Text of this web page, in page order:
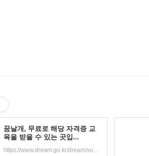
꿈날개, 무료로 해당 자격증 교
육을 받을 수 있는 곳입...
https://www.dream.go.kr/dream/vocationalTraining/themelearningCenter.do?menuSeq=10699&groupSeq=1